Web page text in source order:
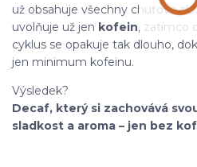
už obsahuje všechny chuťové
uvolňuje už jen kofein, zatímco
cyklus se opakuje tak dlouho,
jen minimum kofeinu.
Výsledek?
Decaf, který si zachovává
sladkost a aroma – jen bez